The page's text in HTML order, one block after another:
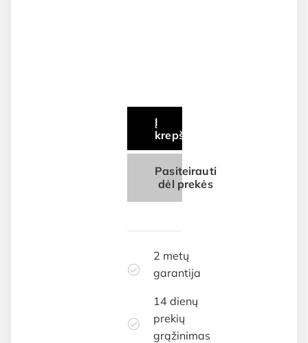
Į
krepšelį
Pasiteirauti
dėl prekės
2 metų
garantija
14 dienų
prekių
grąžinimas